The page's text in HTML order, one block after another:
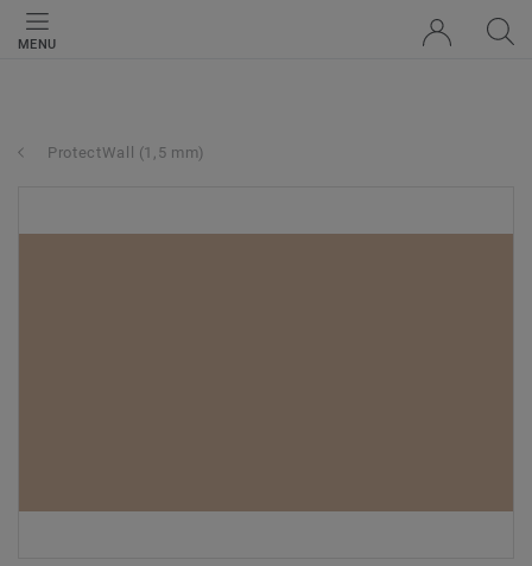
MENU
ProtectWall (1,5 mm)